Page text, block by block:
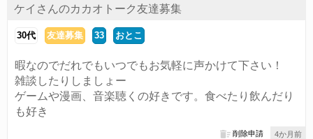
ケイさんのカカオトーク友達募集
30代 友達募集 33 おとこ
暇なのでだれでもいつでもお気軽に声かけて下さい！
雑談したりしましょー
ゲームや漫画、音楽聴くの好きです。食べたり飲んだり
も好き
4か月前
削除申請